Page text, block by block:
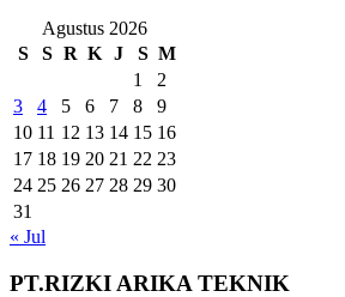
Agustus 2026
S
S R K J S M
1
2
3
4 5 6 7 8
9
10 11 12 13 14 15 16
17 18 19 20 21 22 23
24 25 26 27 28 29 30
31
« Jul
PT.RIZKI ARIKA TEKNIK